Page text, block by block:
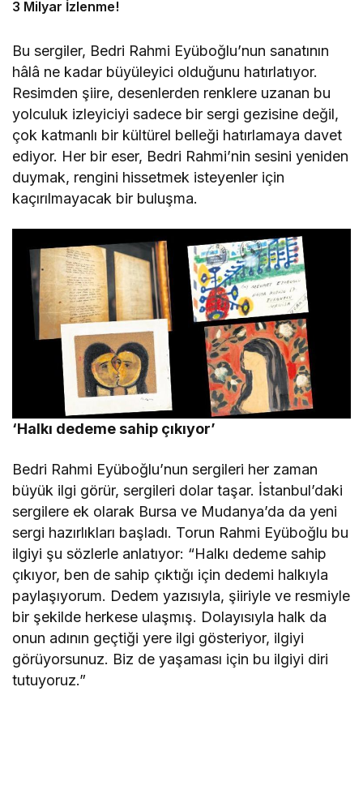
3 Milyar İzlenme!
Bu sergiler, Bedri Rahmi Eyüboğlu’nun sanatının
hâlâ ne kadar büyüleyici olduğunu hatırlatıyor.
Resimden şiire, desenlerden renklere uzanan bu
yolculuk izleyiciyi sadece bir sergi gezisine değil,
çok katmanlı bir kültürel belleği hatırlamaya davet
ediyor. Her bir eser, Bedri Rahmi’nin sesini yeniden
duymak, rengini hissetmek isteyenler için
kaçırılmayacak bir buluşma.
‘Halkı dedeme sahip çıkıyor’
Bedri Rahmi Eyüboğlu’nun sergileri her zaman
büyük ilgi görür, sergileri dolar taşar. İstanbul’daki
sergilere ek olarak Bursa ve Mudanya’da da yeni
sergi hazırlıkları başladı. Torun Rahmi Eyüboğlu bu
ilgiyi şu sözlerle anlatıyor: “Halkı dedeme sahip
çıkıyor, ben de sahip çıktığı için dedemi halkıyla
paylaşıyorum. Dedem yazısıyla, şiiriyle ve resmiyle
bir şekilde herkese ulaşmış. Dolayısıyla halk da
onun adının geçtiği yere ilgi gösteriyor, ilgiyi
görüyorsunuz. Biz de yaşaması için bu ilgiyi diri
tutuyoruz.”